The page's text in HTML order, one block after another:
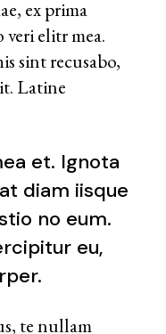
ex prima
elitr mea.
sint recusabo,
Latine
et. Ignota
diam iisque
no eum.
eu,
te nullam